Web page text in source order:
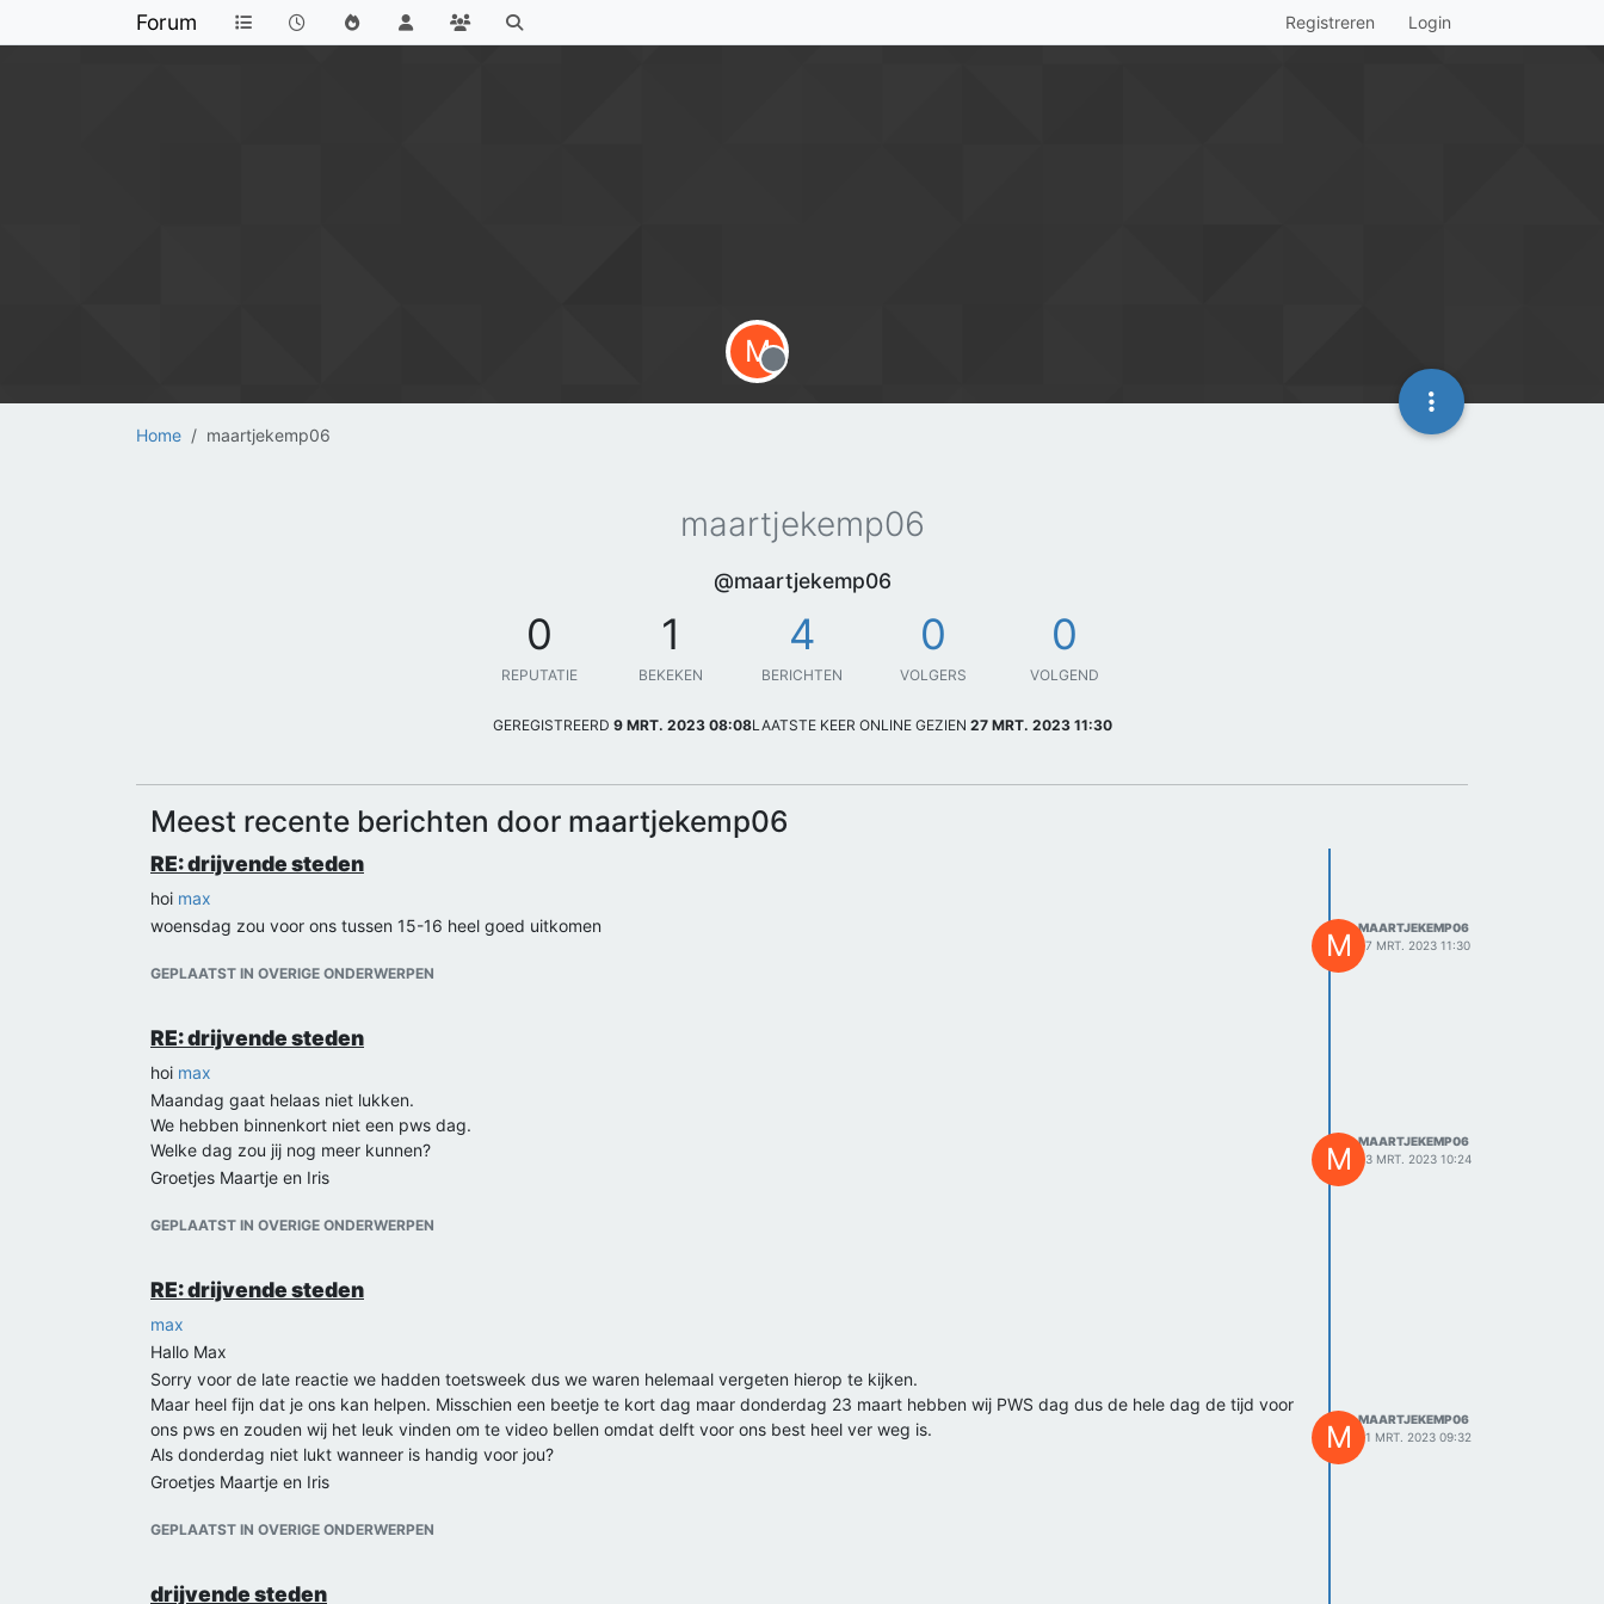
Forum Registreren Login
Home maartjekemp06
M
Offline
maartjekemp06
@maartjekemp06
0
REPUTATIE
1
BEKEKEN
4
BERICHTEN
0
VOLGERS
0
VOLGEND
GEREGISTREERD 9 MRT. 2023 08:08LAATSTE KEER ONLINE GEZIEN 27 MRT. 2023 11:30
Meest recente berichten door maartjekemp06
RE: drijvende steden
hoi max
woensdag zou voor ons tussen 15-16 heel goed uitkomen
GEPLAATST IN OVERIGE ONDERWERPEN
M MAARTJEKEMP06
27 MRT. 2023 11:30
RE: drijvende steden
hoi max
Maandag gaat helaas niet lukken.
We hebben binnenkort niet een pws dag.
Welke dag zou jij nog meer kunnen?
Groetjes Maartje en Iris
GEPLAATST IN OVERIGE ONDERWERPEN
M MAARTJEKEMP06
23 MRT. 2023 10:24
RE: drijvende steden
max
Hallo Max
Sorry voor de late reactie we hadden toetsweek dus we waren helemaal vergeten hierop te kijken.
Maar heel fijn dat je ons kan helpen. Misschien een beetje te kort dag maar donderdag 23 maart hebben wij PWS dag dus de hele dag de tijd voor
ons pws en zouden wij het leuk vinden om te video bellen omdat delft voor ons best heel ver weg is.
Als donderdag niet lukt wanneer is handig voor jou?
Groetjes Maartje en Iris
GEPLAATST IN OVERIGE ONDERWERPEN
M MAARTJEKEMP06
21 MRT. 2023 09:32
drijvende steden